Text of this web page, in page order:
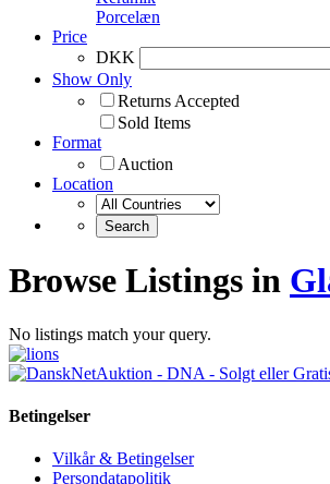
Porcelæn
Price
DKK
Show Only
Returns Accepted
Sold Items
Format
Auction
Location
Browse Listings in
No listings match your query.
Betingelser
Vilkår & Betingelser
Persondatapolitik